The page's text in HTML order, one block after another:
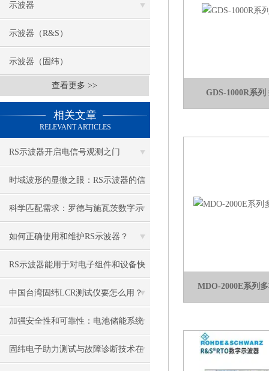
示波器
示波器（R&S）
示波器（固纬）
查看更多 >>
相关文章
RELEVANT ARTICLES
RS示波器开启电信号观测之门
时域波形的显微之眼：RS示波器的信
号捕获原理与多维测试实践
科学匹配需求：罗德与施瓦茨数字示
波器选型策略与参数解读
如何正确使用和维护RS示波器？
RS示波器能用于对电子组件和设备快
速测试
中国台湾固纬LCR测试仪要怎么用？
加强安全性和可靠性：电池储能系统
的实际测试方法和高效解决方案
固纬电子助力测试与故障诊断技术在
GDS-1000R系
MDO-2000E系列